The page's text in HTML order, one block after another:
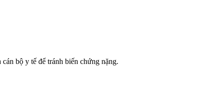
bộ y tế để tránh biến chứng nặng.